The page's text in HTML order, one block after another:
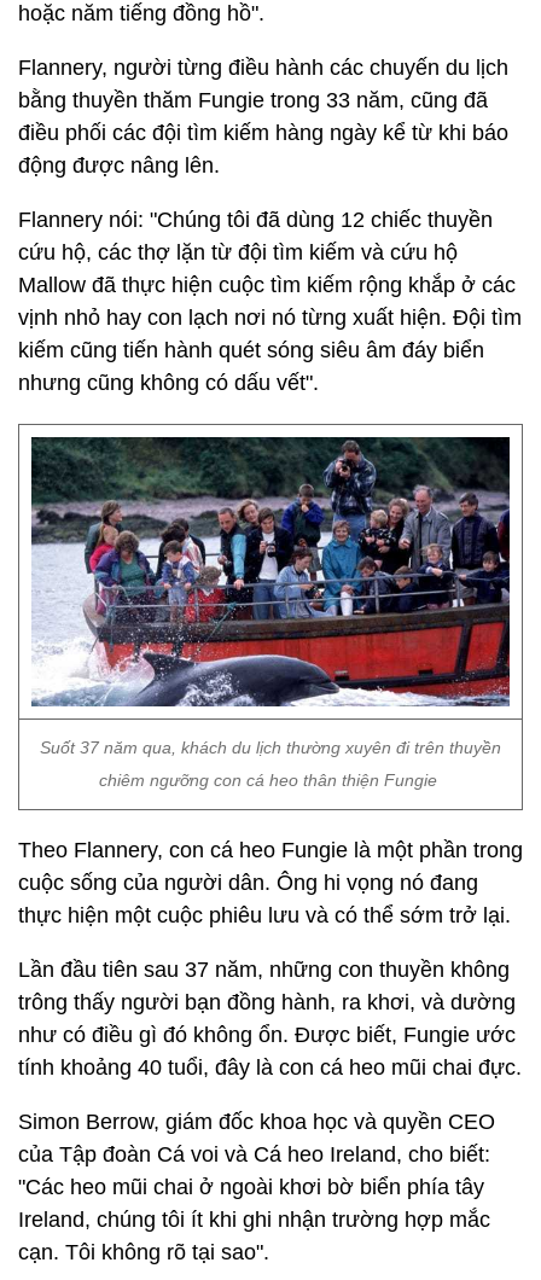
hoặc năm tiếng đồng hồ".
Flannery, người từng điều hành các chuyến du lịch
bằng thuyền thăm Fungie trong 33 năm, cũng đã
điều phối các đội tìm kiếm hàng ngày kể từ khi báo
động được nâng lên.
Flannery nói: "Chúng tôi đã dùng 12 chiếc thuyền
cứu hộ, các thợ lặn từ đội tìm kiếm và cứu hộ
Mallow đã thực hiện cuộc tìm kiếm rộng khắp ở các
vịnh nhỏ hay con lạch nơi nó từng xuất hiện. Đội tìm
kiếm cũng tiến hành quét sóng siêu âm đáy biển
nhưng cũng không có dấu vết".
Suốt 37 năm qua, khách du lịch thường xuyên đi trên thuyền
chiêm ngưỡng con cá heo thân thiện Fungie
Theo Flannery, con cá heo Fungie là một phần trong
cuộc sống của người dân. Ông hi vọng nó đang
thực hiện một cuộc phiêu lưu và có thể sớm trở lại.
Lần đầu tiên sau 37 năm, những con thuyền không
trông thấy người bạn đồng hành, ra khơi, và dường
như có điều gì đó không ổn. Được biết, Fungie ước
tính khoảng 40 tuổi, đây là con cá heo mũi chai đực.
Simon Berrow, giám đốc khoa học và quyền CEO
của Tập đoàn Cá voi và Cá heo Ireland, cho biết:
"Các heo mũi chai ở ngoài khơi bờ biển phía tây
Ireland, chúng tôi ít khi ghi nhận trường hợp mắc
cạn. Tôi không rõ tại sao".